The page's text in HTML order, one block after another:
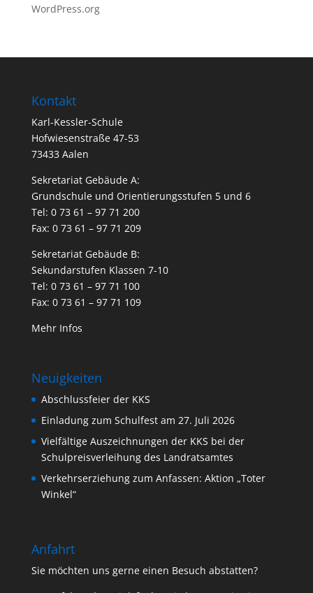
WordPress.org
Kontakt
Karl-Kessler-Schule
Hofwiesenstraße 47-53
73433 Aalen
Sekretariat Gebäude A:
Grundschule und Orientierungsstufen 5 und 6
Tel: 0 73 61 – 97 71 200
Fax: 0 73 61 – 97 71 209
Sekretariat Gebäude B:
Sekundarstufen Klassen 7-10
Tel: 0 73 61 – 97 71 100
Fax: 0 73 61 – 97 71 109
Mehr Infos
Neuigkeiten
Abschlussfeier der KKS
Einladung zum Schulfest am 27. Juli 2026
Vielfältige Auszeichnungen der KKS bei der
Schulpreisverleihung des Landratsamtes
Verkehrserziehung zum Anfassen: Aktion „Toter
Winkel“
Anfahrt
Sie möchten uns gerne einen Besuch abstatten?